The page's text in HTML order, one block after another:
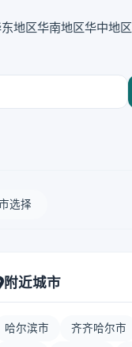
地区华南地区华中地区
选择
附近城市
哈尔滨市 齐齐哈尔市